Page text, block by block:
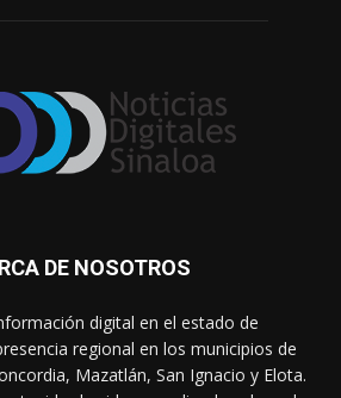
DE NOSOTROS
digital en el estado de
regional en los municipios de
Mazatlán, San Ignacio y Elota.